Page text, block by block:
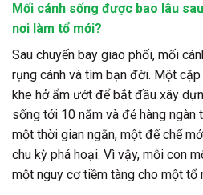
Mối cánh sống được bao lâu
nơi làm tổ mới?
Sau chuyến bay giao phối, mối
rụng cánh và tìm bạn đời. Một
khe hở ẩm ướt để bắt đầu xây
sống tới 10 năm và đẻ hàng ngàn
một thời gian ngắn, một đế chế
chu kỳ phá hoại. Vì vậy, mỗi con
một nguy cơ tiềm tàng cho một